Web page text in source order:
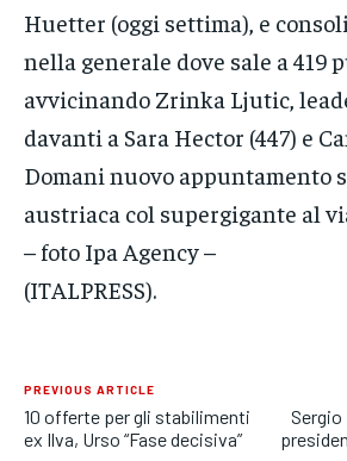
Huetter (oggi settima), e
nella generale dove sale a 419
avvicinando Zrinka Ljutic,
davanti a Sara Hector (447) e
Domani nuovo appuntamento
austriaca col supergigante al
– foto Ipa Agency –
(ITALPRESS).
PREVIOUS ARTICLE
10 offerte per gli stabilimenti
ex Ilva, Urso “Fase decisiva”